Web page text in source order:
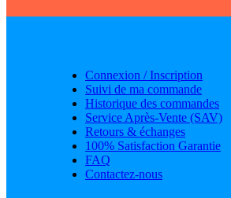
Connexion / Inscription
Suivi de ma commande
Historique des commandes
Service Après-Vente (SAV)
Retours & échanges
100% Satisfaction Garantie
FAQ
Contactez-nous